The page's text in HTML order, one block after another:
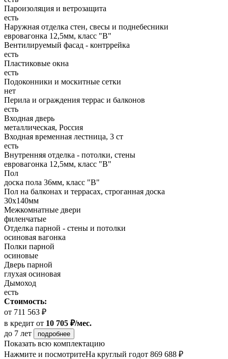
Пароизоляция и ветрозащита
есть
Наружная отделка стен, свесы и поднебесники
евровагонка 12,5мм, класс "В"
Вентилируемый фасад - контррейка
есть
Пластиковые окна
есть
Подоконники и москитные сетки
нет
Перила и ограждения террас и балконов
есть
Входная дверь
металлическая, Россия
Входная временная лестница, 3 ст
есть
Внутренняя отделка - потолки, стены
евровагонка 12,5мм, класс "В"
Пол
доска пола 36мм, класс "B"
Пол на балконах и террасах, строганная доска
30х140мм
Межкомнатные двери
филенчатые
Отделка парной - стены и потолки
осиновая вагонка
Полки парной
осиновые
Дверь парной
глухая осиновая
Дымоход
есть
Стоимость:
от 711 563 ₽
в кредит от 10 705 ₽/мес.
до 7 лет
подробнее
Показать всю комплектацию
Нажмите и посмотритеНа круглый годот 869 688 ₽